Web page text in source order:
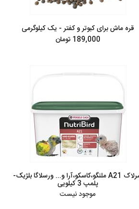
قره ماش برای کبوتر و کفتر - یک کیلوگرمی
189,000 تومان
سرلاک A21 ملنگو،کاسکو،آرا و... ورسلاگا بلژیک-
پلمپ 3 کیلویی
موجود نیست